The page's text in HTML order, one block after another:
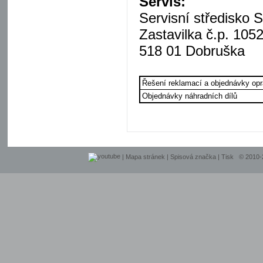
Servisní středisko
Zastavilka č.p. 1052
518 01 Dobruška
Řešení reklamací a objednávky
Objednávky náhradních dílů
| Mapa stránek | Spisová značka | Tisk © 2010-